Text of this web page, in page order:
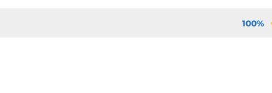
100%